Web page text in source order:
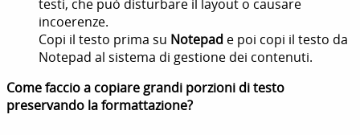
testi, che può disturbare il layout o causare
incoerenze.
Copi il testo prima su Notepad e poi copi il testo da
Notepad al sistema di gestione dei contenuti.
Come faccio a copiare grandi porzioni di testo
preservando la formattazione?